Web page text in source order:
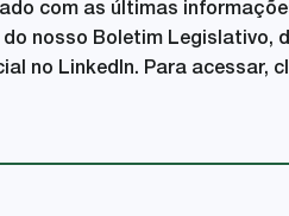
com as últimas
nosso Boletim Legislativo,
no LinkedIn. Para acessar,